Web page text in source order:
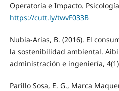
Operatoria e Impacto.
https://cutt.ly/twvF033B
Nubia-Arias, B. (2016). El
la sostenibilidad ambiental.
administración e ingeniería,
Parillo Sosa, E. G., Marca